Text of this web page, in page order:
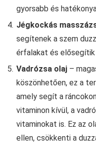
gyorsabb és
Jégkockás
segítenek a szem
érfalakat és elősegítik
Vadrózsa olaj –
köszönhetően, ez a
amely segít a
vitaminon kívül, a
vitaminokat is. Ez az
ellen, csökkenti a